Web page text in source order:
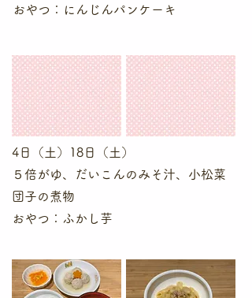
​おやつ：にんじんパンケーキ
4日（土）18日（土）
５倍がゆ、だいこんのみそ汁、小松菜
団子の煮物
​おやつ：ふかし芋